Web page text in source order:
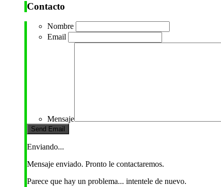
Contacto
Nombre
Email
Mensaje
Enviando...
Mensaje enviado. Pronto le contactaremos.
Parece que hay un problema... intentele de nuevo.